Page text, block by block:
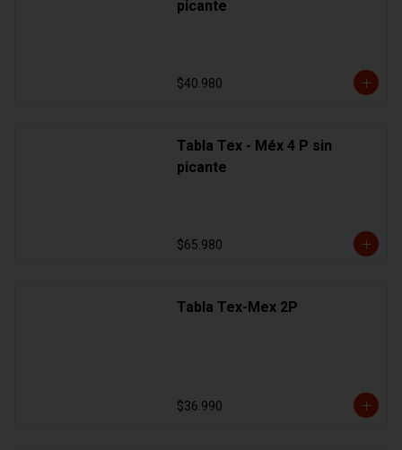
picante
$40.980
Tabla Tex - Méx 4 P sin
picante
$65.980
Tabla Tex-Mex 2P
$36.990